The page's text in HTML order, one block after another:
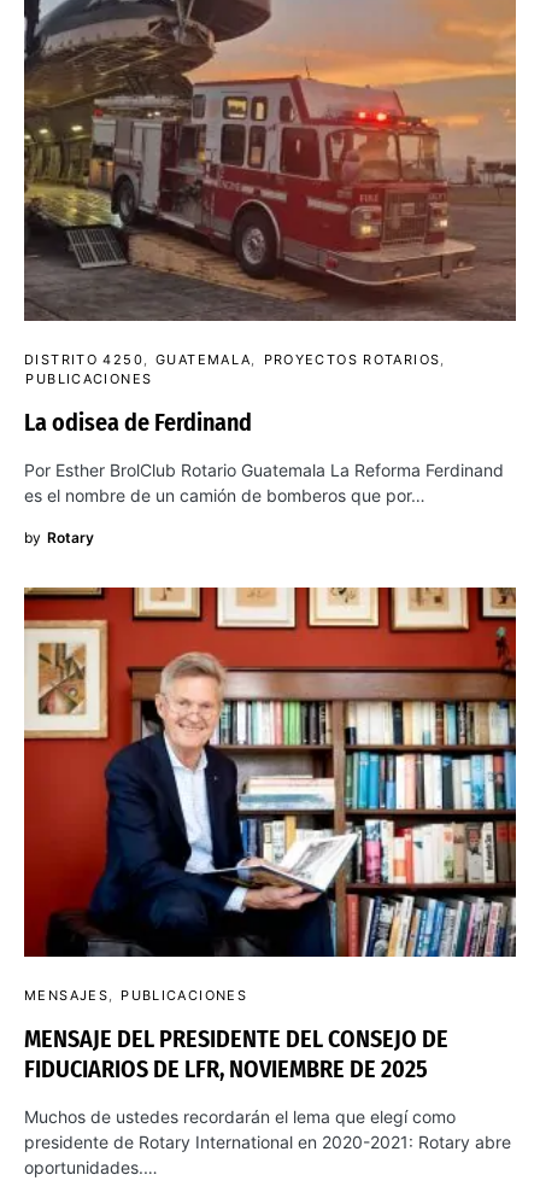
DISTRITO 4250 GUATEMALA
PROYECTOS ROTARIOS
PUBLICACIONES
La odisea de Ferdinand
Por Esther BrolClub Rotario Guatemala La Reforma Ferdinand
es el nombre de un camión de bomberos que por…
by Rotary
MENSAJES PUBLICACIONES
MENSAJE DEL PRESIDENTE DEL CONSEJO DE
FIDUCIARIOS DE LFR, NOVIEMBRE DE 2025
Muchos de ustedes recordarán el lema que elegí como
presidente de Rotary International en 2020-2021: Rotary abre
oportunidades.…